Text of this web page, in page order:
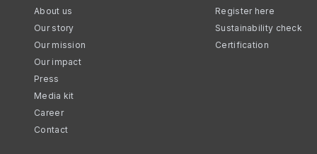
About us
Our story
Our mission
Our impact
Press
Media kit
Career
Contact
Register here
Sustainability check
Certification